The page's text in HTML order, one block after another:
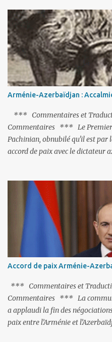
actions menées par le
réalisation du putsch lui-même.
Arménie-Azerbaïdjan :
*** Commentaires et
Commentaires *** Le Premier
Pachinian, obnubilé qu'il est par
accord de paix avec le dictateur
C'est hélas fort peu probable ;
pas ses points forts, pas plus
tandem turco-azéri. Faisant fi
l'URSS, il est exclusivement
l'Arménie réelle ». Même les
trouvent pas grâce à ses yeux,
de les traîner en justice. Et
pas, il s'attaque aux dignitaires
Accord de paix Arménie-
*** Commentaires et
Commentaires *** La
a applaudi la fin des
paix entre l’Arménie et